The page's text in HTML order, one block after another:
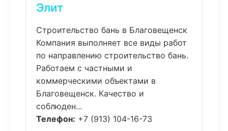
Элит
Строительство бань в Благовещенск
Компания выполняет все виды работ
по направлению строительство бань.
Работаем с частными и
коммерческими объектами в
Благовещенск. Качество и
соблюден...
Телефон: +7 (913) 104-16-73